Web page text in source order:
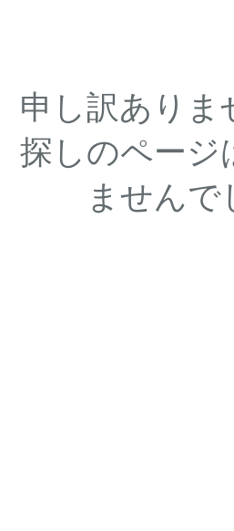
申し訳ありま
探しのページ
ませんで